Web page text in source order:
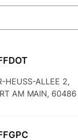
HEUSS-ALLEE 2,
AM MAIN, 60486